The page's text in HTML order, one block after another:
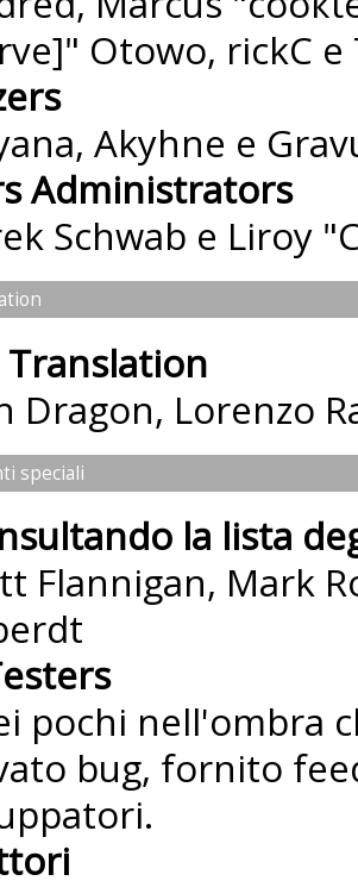
Otowo, rickC e
Akyhne e
Administrators
Schwab e Liroy
Dragon, Lorenzo
speciali
la lista
Flannigan, Mark
pochi nell'ombra
bug, fornito